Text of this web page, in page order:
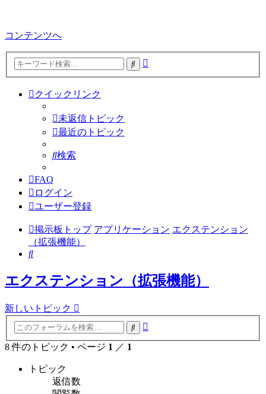
コンテンツへ
検
クイックリンク
未返信トピック
最近のトピック
検索
FAQ
ログイン
ユーザー登録
掲示板トップ アプリケーション エクステンション
（拡張機能）
検
エクステンション（拡張機能）
新しいトピック
検
索
8 件のトピック • ページ 1 ／ 1
トピック
返信数